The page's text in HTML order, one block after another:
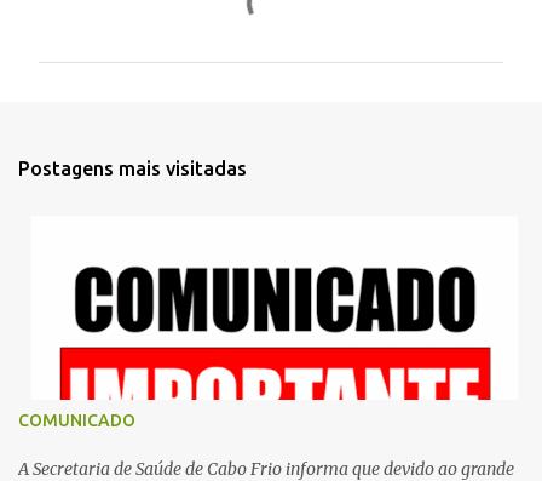
Postagens mais visitadas
COMUNICADO
A Secretaria de Saúde de Cabo Frio informa que devido ao grande